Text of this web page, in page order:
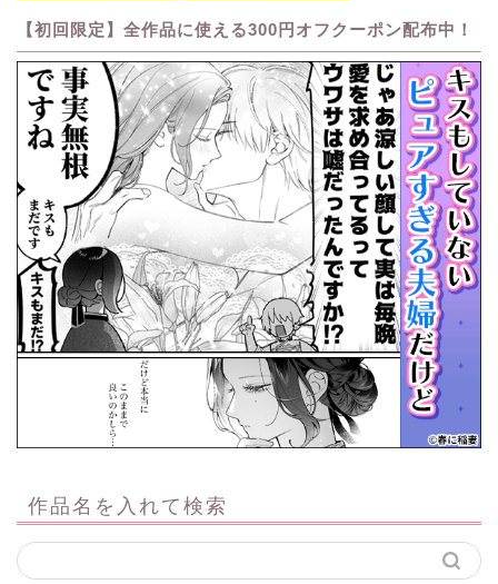
【初回限定】全作品に使える300円オフクーポン配布中！
作品名を入れて検索